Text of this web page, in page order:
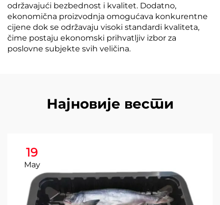
održavajući bezbednost i kvalitet. Dodatno,
ekonomična proizvodnja omogućava konkurentne
cijene dok se održavaju visoki standardi kvaliteta,
čime postaju ekonomski prihvatljiv izbor za
poslovne subjekte svih veličina.
Најновије вести
19
May